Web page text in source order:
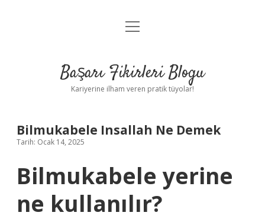
Anasayfa
Yasal Uyarı
menüyü
Başarı Fikirleri Blogu
Kariyerine ilham veren pratik tüyolar!
Bilmukabele Insallah Ne Demek
Tarih: Ocak 14, 2025
Bilmukabele yerine
ne kullanılır?